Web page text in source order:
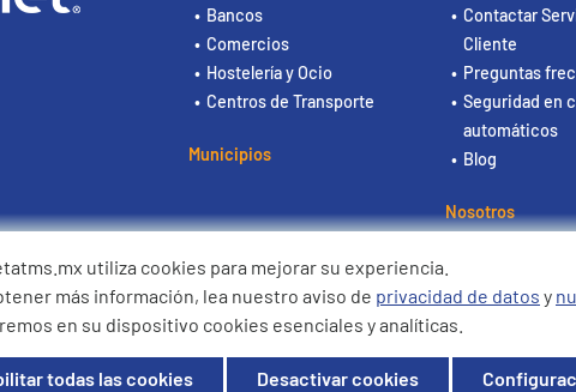
Bancos
Comercios
Hostelería y Ocio
Centros de Transporte
Municipios
Contactar
Cliente
Preguntas
Seguridad en
automáticos
Blog
Nosotros
. Todos los derechos reservados. Registrada en Mexico. Con RFC
fiscal: EURONET EPAY MEXICO,IOS OFFICE TOREO, Blvd. Manuel Ávila
de Sotelo, Piso 10, Torre B, 53390 Naucalpan de Juárez, México, MEXICO
utiliza cookies para mejorar su experiencia.
más información, lea nuestro aviso de privacidad de datos y
en su dispositivo cookies esenciales y analíticas.
todas las cookies Desactivar cookies